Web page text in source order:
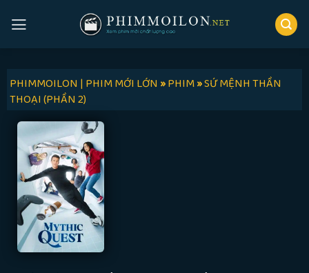
PHIMMOILON | PHIM MỚI LỚN»PHIM»SỨ MỆNH THẦN
THOẠI (PHẦN 2)